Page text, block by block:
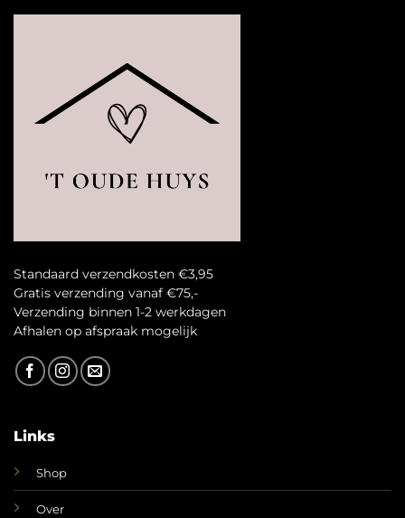
Standaard verzendkosten €3,95
Gratis verzending vanaf €75,-
Verzending binnen 1-2 werkdagen
Afhalen op afspraak mogelijk
Links
Shop
Over